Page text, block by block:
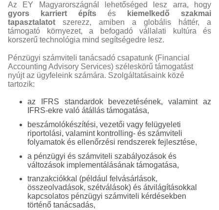
Az EY Magyarországnál lehetőséged lesz arra, hogy
gyors karriert építs és
kiemelkedő szakmai
tapasztalatot szerezz, amiben a globális háttér, a
támogató környezet, a befogadó vállalati kultúra és
korszerű technológia mind segítségedre lesz.
Pénzügyi számviteli tanácsadó csapatunk (Financial
Accounting Advisory Services) széleskörű támogatást
nyújt az ügyfeleink számára. Szolgáltatásaink közé
tartozik:
az IFRS standardok bevezetésének, valamint az
IFRS-ekre való átállás támogatása,
beszámolókészítési, vezetői vagy felügyeleti
riportolási, valamint kontrolling- és számviteli
folyamatok és ellenőrzési rendszerek fejlesztése,
a pénzügyi és számviteli szabályozások és
változások implementálásának támogatása,
tranzakciókkal (például felvásárlások,
összeolvadások, szétválások) és átvilágításokkal
kapcsolatos pénzügyi számviteli kérdésekben
történő tanácsadás,